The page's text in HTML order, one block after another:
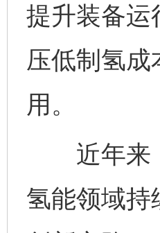
提升装备运
压低制氢
用。
近年来，
氢能领域持